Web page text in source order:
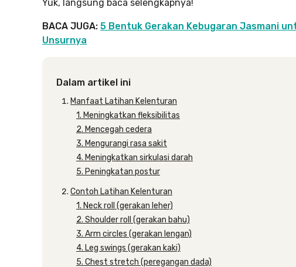
Yuk, langsung baca selengkapnya!
BACA JUGA: 5 Bentuk Gerakan Kebugaran Jasmani
Unsurnya
Dalam artikel ini
Manfaat Latihan Kelenturan
1. Meningkatkan fleksibilitas
2. Mencegah cedera
3. Mengurangi rasa sakit
4. Meningkatkan sirkulasi darah
5. Peningkatan postur
Contoh Latihan Kelenturan
1. Neck roll (gerakan leher)
2. Shoulder roll (gerakan bahu)
3. Arm circles (gerakan lengan)
4. Leg swings (gerakan kaki)
5. Chest stretch (peregangan dada)